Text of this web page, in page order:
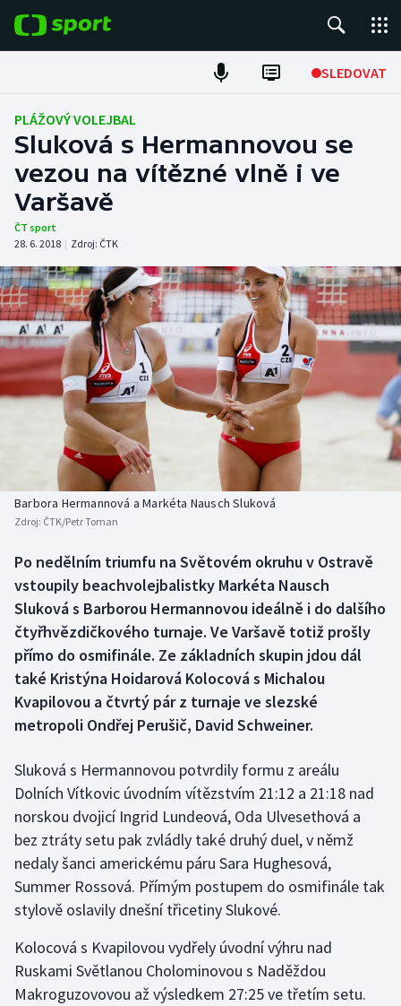
SLEDOVAT
Fotbal
Hokej
Tenis
Atletika
Cyklistika
DALŠÍ SPORTY
Americký fotbal
Baseball a softbal
Basketbal
Biatlon
Box
Curling
Dostihy
Florbal
Futsal
Golf
Gymnastika
Házená
Judo
NEPŘEHLÉDNĚTE
Soutěže
Historické návraty
Aplikace ČT sport
PLÁŽOVÝ VOLEJBAL
Sluková s Hermannovou se
vezou na vítězné vlně i ve
Varšavě
ČT sport
28. 6. 2018 | Zdroj: ČTK
Barbora Hermannová a Markéta Nausch Sluková
Zdroj: ČTK/Petr Toman
Po nedělním triumfu na Světovém okruhu v Ostravě
vstoupily beachvolejbalistky Markéta Nausch
Sluková s Barborou Hermannovou ideálně i do dalšího
čtyřhvězdičkového turnaje. Ve Varšavě totiž prošly
přímo do osmifinále. Ze základních skupin jdou dál
také Kristýna Hoidarová Kolocová s Michalou
Kvapilovou a čtvrtý pár z turnaje ve slezské
metropoli Ondřej Perušič, David Schweiner.
Sluková s Hermannovou potvrdily formu z areálu
Dolních Vítkovic úvodním vítězstvím 21:12 a 21:18 nad
norskou dvojicí Ingrid Lundeová, Oda Ulvesethová a
bez ztráty setu pak zvládly také druhý duel, v němž
nedaly šanci americkému páru Sara Hughesová,
Summer Rossová. Přímým postupem do osmifinále tak
stylově oslavily dnešní třicetiny Slukové.
Kolocová s Kvapilovou vydřely úvodní výhru nad
Ruskami Světlanou Cholominovou s Naděždou
Makroguzovovou až výsledkem 27:25 ve třetím setu.